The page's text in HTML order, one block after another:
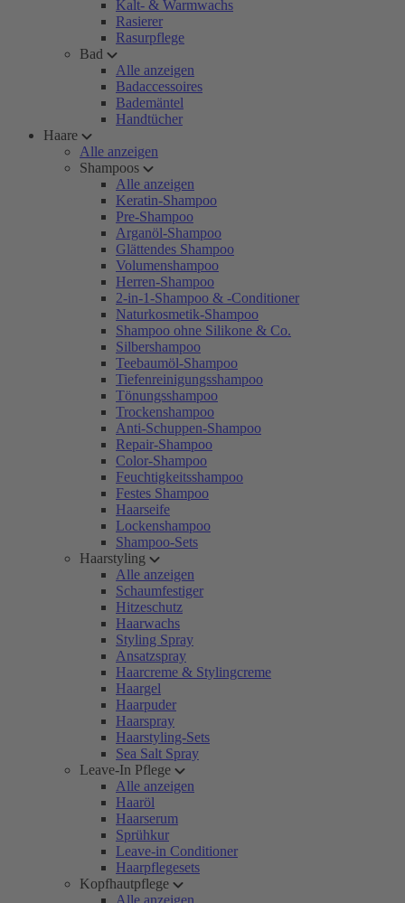
Kalt- & Warmwachs
Rasierer
Rasurpflege
Bad
Alle anzeigen
Badaccessoires
Bademäntel
Handtücher
Haare
Alle anzeigen
Shampoos
Alle anzeigen
Keratin-Shampoo
Pre-Shampoo
Arganöl-Shampoo
Glättendes Shampoo
Volumenshampoo
Herren-Shampoo
2-in-1-Shampoo & -Conditioner
Naturkosmetik-Shampoo
Shampoo ohne Silikone & Co.
Silbershampoo
Teebaumöl-Shampoo
Tiefenreinigungsshampoo
Tönungsshampoo
Trockenshampoo
Anti-Schuppen-Shampoo
Repair-Shampoo
Color-Shampoo
Feuchtigkeitsshampoo
Festes Shampoo
Haarseife
Lockenshampoo
Shampoo-Sets
Haarstyling
Alle anzeigen
Schaumfestiger
Hitzeschutz
Haarwachs
Styling Spray
Ansatzspray
Haarcreme & Stylingcreme
Haargel
Haarpuder
Haarspray
Haarstyling-Sets
Sea Salt Spray
Leave-In Pflege
Alle anzeigen
Haaröl
Haarserum
Sprühkur
Leave-in Conditioner
Haarpflegesets
Kopfhautpflege
Alle anzeigen